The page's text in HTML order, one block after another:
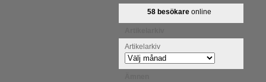
58 besökareonline
Artikelarkiv